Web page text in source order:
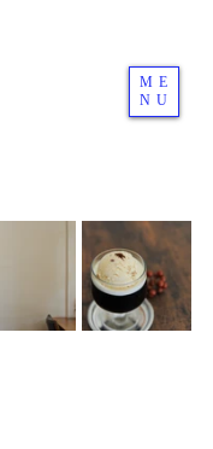
ME
NU